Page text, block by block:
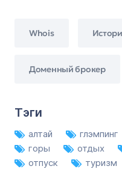
Whois
Доменный брокер
Тэги
алтай глэмпинг
горы
отдых
отпуск
туризм